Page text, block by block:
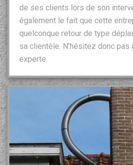
de ses clients lors de son
également le fait que cette
quelconque retour de type
sa clientèle. N’hésitez donc
experte.